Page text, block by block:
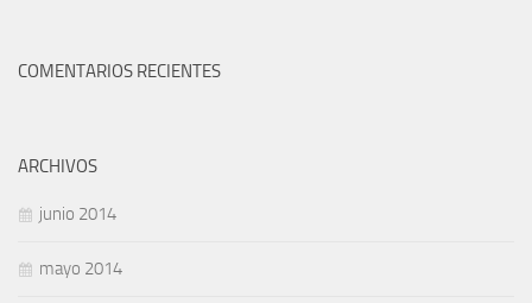
COMENTARIOS RECIENTES
ARCHIVOS
junio 2014
mayo 2014